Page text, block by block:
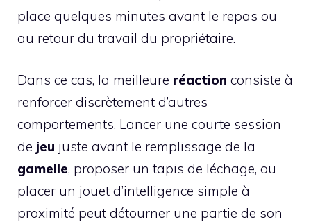
place quelques minutes avant le repas ou
au retour du travail du propriétaire.
Dans ce cas, la meilleure réaction consiste à
renforcer discrètement d’autres
comportements. Lancer une courte session
de jeu juste avant le remplissage de la
gamelle, proposer un tapis de léchage, ou
placer un jouet d’intelligence simple à
proximité peut détourner une partie de son